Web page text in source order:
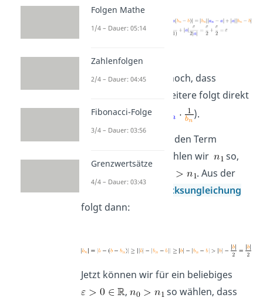
Wir zeigen hier nur noch, dass
(Alles Weitere folgt direkt
aus (3), denn
).
Dazu betrachten wir den Term
. Wählen wir
so,
. Aus der
umgekehrten Dreiecksungleichung
folgt dann:
Jetzt können wir für ein beliebiges
,
so wählen, dass
Folgen Mathe
1/4 – Dauer: 05:14
Zahlenfolgen
2/4 – Dauer: 04:45
Fibonacci-Folge
3/4 – Dauer: 03:56
Grenzwertsätze
4/4 – Dauer: 03:43